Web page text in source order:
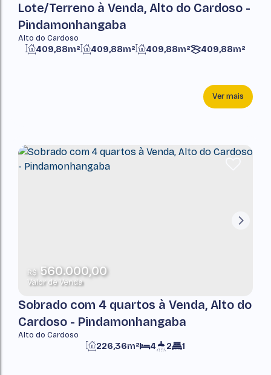
Lote/Terreno à Venda, Alto do Cardoso -
Pindamonhangaba
Alto do Cardoso
409,88m² 409,88m² 409,88m² 409,88m²
Ver mais
R$560.000,00
Valor de Venda
Sobrado com 4 quartos à Venda, Alto do
Cardoso - Pindamonhangaba
Alto do Cardoso
4 2
226,36m² 1